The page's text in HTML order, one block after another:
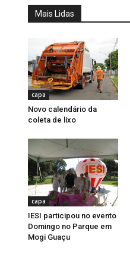
Mais Lidas
capa
Novo calendário da
coleta de lixo
capa
IESI participou no evento
Domingo no Parque em
Mogi Guaçu